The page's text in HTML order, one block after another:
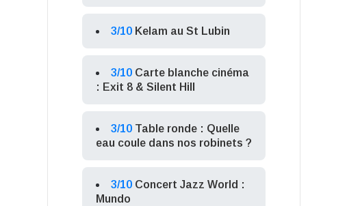
3/10 Kelam au St Lubin
3/10 Carte blanche cinéma
: Exit 8 & Silent Hill
3/10 Table ronde : Quelle
eau coule dans nos robinets ?
3/10 Concert Jazz World :
Mundo